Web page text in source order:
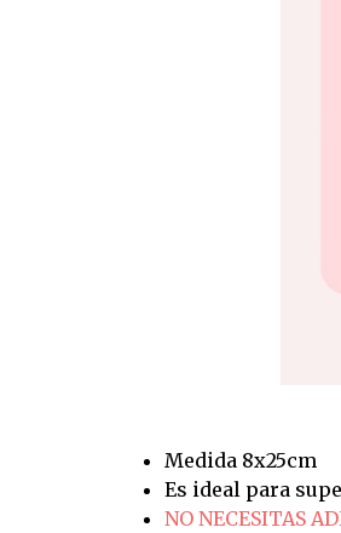
Medida 8x25cm
Es ideal para
NO NECESITAS